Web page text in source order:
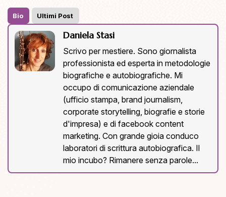
Bio Ultimi Post
Daniela Stasi
Scrivo per mestiere. Sono giornalista
professionista ed esperta in metodologie
biografiche e autobiografiche. Mi
occupo di comunicazione aziendale
(ufficio stampa, brand journalism,
corporate storytelling, biografie e storie
d'impresa) e di facebook content
marketing. Con grande gioia conduco
laboratori di scrittura autobiografica. Il
mio incubo? Rimanere senza parole...